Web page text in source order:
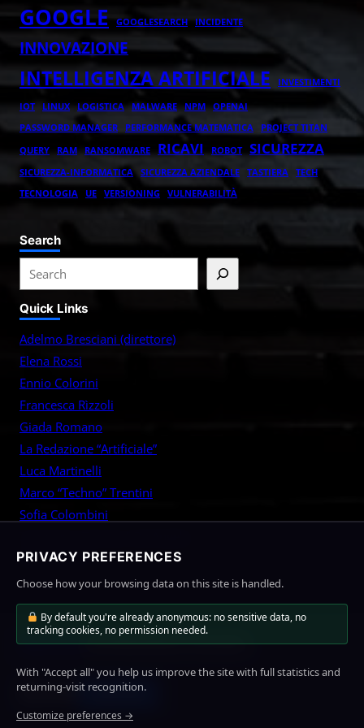
GOOGLE GOOGLESEARCH INCIDENTE
INNOVAZIONE
INTELLIGENZA ARTIFICIALE INVESTIMENTI
IOT LINUX LOGISTICA MALWARE NPM
OPENAI
PASSWORD MANAGER
PERFORMANCE MATEMATICA
PROJECT TITAN
QUERY
RAM RANSOMWARE RICAVI ROBOT SICUREZZA
SICUREZZA-INFORMATICA SICUREZZA AZIENDALE TASTIERA
TECH
TECNOLOGIA
UE VERSIONING VULNERABILITÀ
Search
e
a
r
Quick Links
Adelmo Bresciani (direttore)
Elena Rossi
Ennio Colorini
Francesca Rìzzoli
Giada Romano
La Redazione “Artificiale”
Luca Martinelli
Marco “Techno” Trentini
Sofia Colombini
Vittorio Sarti
MioLinkHomeNewsAbout UsContact
Facebook
Twitter
YouTube
Subscribe
PRIVACY PREFERENCES
Choose how your browsing data on this site is handled.
By default you're already anonymous: no sensitive data, no
tracking cookies, no permission needed.
With "Accept all" you help us improve the site with full statistics and
returning-visit recognition.
Customize preferences →